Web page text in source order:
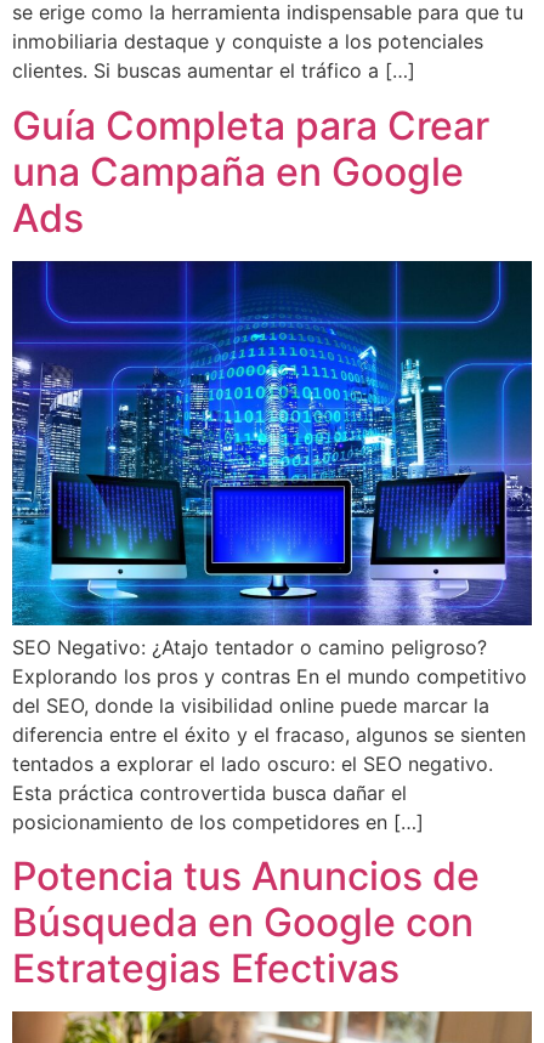
se erige como la herramienta indispensable para que tu
inmobiliaria destaque y conquiste a los potenciales
clientes. Si buscas aumentar el tráfico a […]
Guía Completa para Crear
una Campaña en Google
Ads
SEO Negativo: ¿Atajo tentador o camino peligroso?
Explorando los pros y contras En el mundo competitivo
del SEO, donde la visibilidad online puede marcar la
diferencia entre el éxito y el fracaso, algunos se sienten
tentados a explorar el lado oscuro: el SEO negativo.
Esta práctica controvertida busca dañar el
posicionamiento de los competidores en […]
Potencia tus Anuncios de
Búsqueda en Google con
Estrategias Efectivas